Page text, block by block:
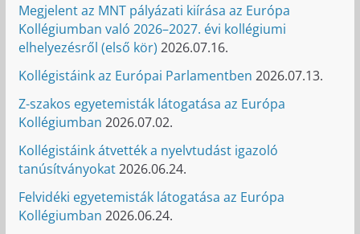
Megjelent az MNT pályázati kiírása az Európa
Kollégiumban való 2026–2027. évi kollégiumi
elhelyezésről (első kör) 2026.07.16.
Kollégistáink az Európai Parlamentben 2026.07.13.
Z-szakos egyetemisták látogatása az Európa
Kollégiumban 2026.07.02.
Kollégistáink átvették a nyelvtudást igazoló
tanúsítványokat2026.06.24.
Felvidéki egyetemisták látogatása az Európa
Kollégiumban 2026.06.24.